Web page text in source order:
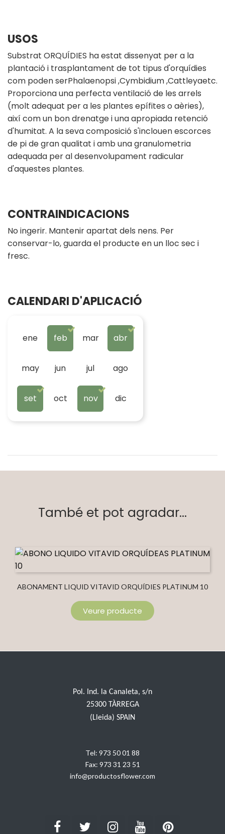
USOS
Substrat ORQUÍDIES ha estat dissenyat per a la
plantació i trasplantament de tot tipus d'orquídies
com poden serPhalaenopsi ,Cymbidium ,Cattleyaetc.
Proporciona una perfecta ventilació de les arrels
(molt adequat per a les plantes epífites o aèries),
així com un bon drenatge i una apropiada retenció
d'humitat. A la seva composició s'inclouen escorces
de pi de gran qualitat i amb una granulometria
adequada per al desenvolupament radicular
d'aquestes plantes.
CONTRAINDICACIONS
No ingerir. Mantenir apartat dels nens. Per
conservar-lo, guarda el producte en un lloc sec i
fresc.
CALENDARI D'APLICACIÓ
ene feb mar abr
may jun jul ago
set oct nov dic
També et pot agradar...
ABONAMENT LIQUID VITAVID ORQUÍDIES PLATINUM 10
Veure producte
Pol. Ind. la Canaleta, s/n
25300 TÀRREGA
(Lleida) SPAIN
Tel: 973 50 01 88
Fax: 973 31 23 51
info@productosflower.com